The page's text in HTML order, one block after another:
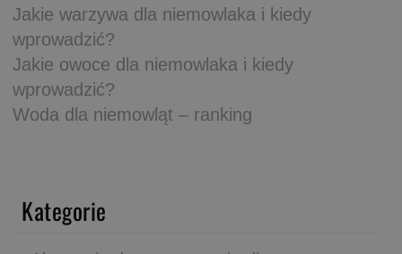
Jakie warzywa dla niemowlaka i kiedy
wprowadzić?
Jakie owoce dla niemowlaka i kiedy
wprowadzić?
Woda dla niemowląt – ranking
Kategorie